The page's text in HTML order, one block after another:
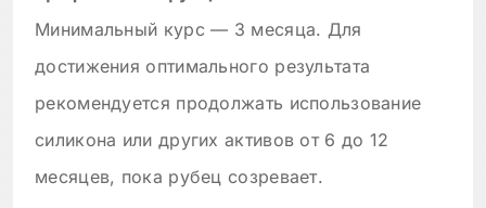
Минимальный курс — 3 месяца. Для
достижения оптимального результата
рекомендуется продолжать использование
силикона или других активов от 6 до 12
месяцев, пока рубец созревает.